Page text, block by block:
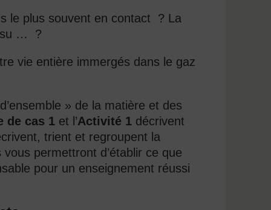
le plus souvent en contact ? La
… ?
vie entière immergés dans le gaz
» de la matière et des
de cas 1 et l’Activité 1 décrivent
trient et regroupent la
permettront d’établir ce que
pour un enseignement réussi